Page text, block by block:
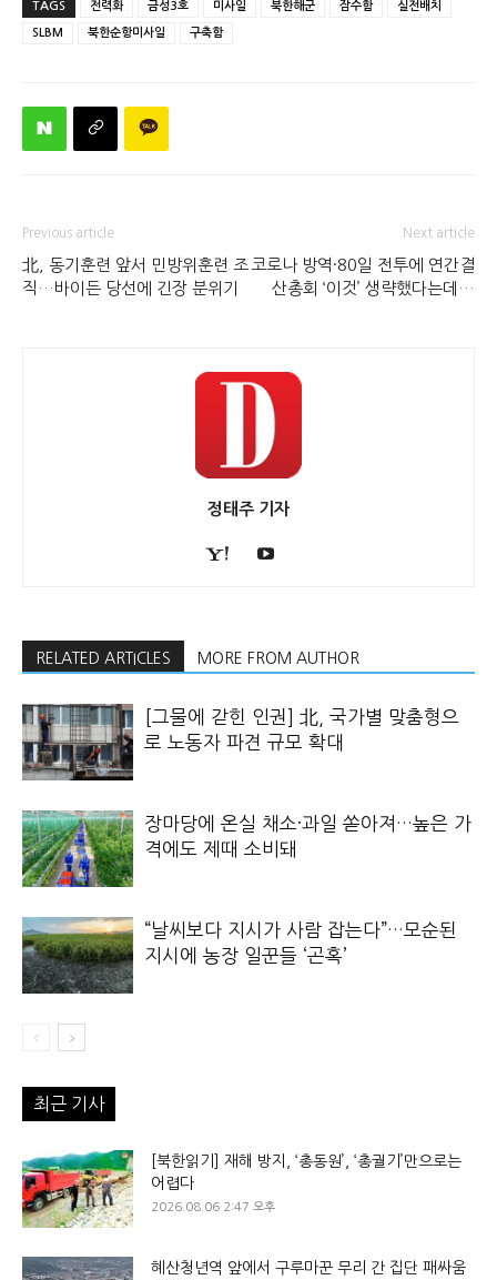
TAGS 전력화 금성3호 미사일 북한해군 잠수함 실전배치
SLBM 북한순항미사일 구축함
Previous article
北, 동기훈련 앞서 민방위훈련 조
직…바이든 당선에 긴장 분위기
Next article
코로나 방역·80일 전투에 연간결
산총회 ‘이것’ 생략했다는데…
정태주 기자
RELATED ARTICLES MORE FROM AUTHOR
[그물에 갇힌 인권] 北, 국가별 맞춤형으
로 노동자 파견 규모 확대
장마당에 온실 채소·과일 쏟아져…높은 가
격에도 제때 소비돼
“날씨보다 지시가 사람 잡는다”…모순된
지시에 농장 일꾼들 ‘곤혹’
최근 기사
[북한읽기] 재해 방지, ‘총동원’, ‘총궐기’만으로는
어렵다
2026.08.06 2:47 오후
혜산청년역 앞에서 구루마꾼 무리 간 집단 패싸움